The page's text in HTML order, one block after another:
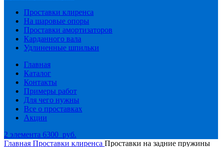
Проставки клиренса
На шаровые опоры
Проставки амортизаторов
Карданного вала
Удлиненные шпильки
Главная
Каталог
Контакты
Примеры работ
Для чего нужны
Все о проставках
Акции
2 элемента 6300 руб.
Главная Проставки клиренса Проставки на задние пружины